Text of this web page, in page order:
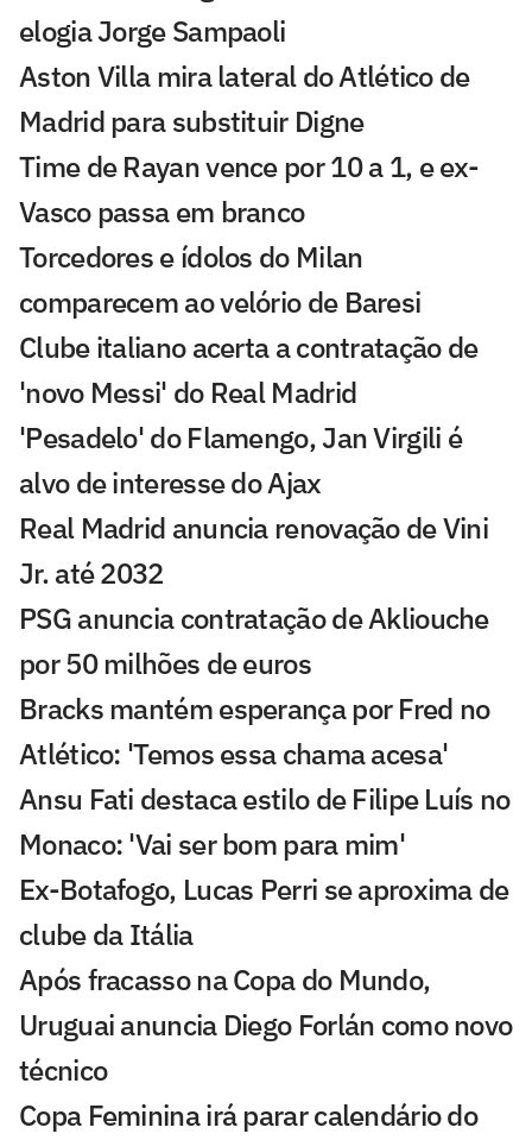
elogia Jorge Sampaoli
Aston Villa mira lateral do Atlético de
Madrid para substituir Digne
Time de Rayan vence por 10 a 1, e ex-
Vasco passa em branco
Torcedores e ídolos do Milan
comparecem ao velório de Baresi
Clube italiano acerta a contratação de
'novo Messi' do Real Madrid
'Pesadelo' do Flamengo, Jan Virgili é
alvo de interesse do Ajax
Real Madrid anuncia renovação de Vini
Jr. até 2032
PSG anuncia contratação de Akliouche
por 50 milhões de euros
Bracks mantém esperança por Fred no
Atlético: 'Temos essa chama acesa'
Ansu Fati destaca estilo de Filipe Luís no
Monaco: 'Vai ser bom para mim'
Ex-Botafogo, Lucas Perri se aproxima de
clube da Itália
Após fracasso na Copa do Mundo,
Uruguai anuncia Diego Forlán como novo
técnico
Copa Feminina irá parar calendário do